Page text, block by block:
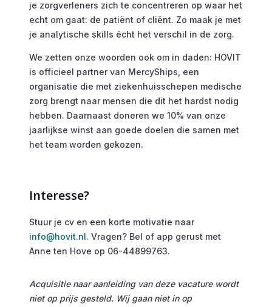
je zorgverleners zich te concentreren op waar het
echt om gaat: de patiënt of cliënt. Zo maak je met
je analytische skills écht het verschil in de zorg.
We zetten onze woorden ook om in daden: HOVIT
is officieel partner van MercyShips, een
organisatie die met ziekenhuisschepen medische
zorg brengt naar mensen die dit het hardst nodig
hebben. Daarnaast doneren we 10% van onze
jaarlijkse winst aan goede doelen die samen met
het team worden gekozen.
Interesse?
Stuur je cv en een korte motivatie naar
info@hovit.nl. Vragen? Bel of app gerust met
Anne ten Hove op 06-44899763.
Acquisitie naar aanleiding van deze vacature wordt
niet op prijs gesteld. Wij gaan niet in op